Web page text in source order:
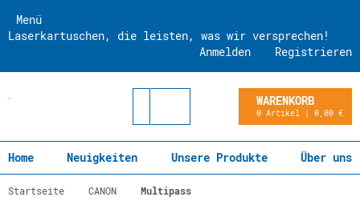
Menü
Laserkartuschen, die leisten, was wir versprechen!
Registrieren
Anmelden
WARENKORB
0 Artikel | 0,00 €
Home Neuigkeiten Unsere Produkte Über uns
Startseite CANON Multipass